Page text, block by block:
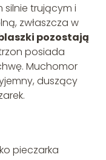
trującym i
zwłaszcza w
pozostają
posiada
Muchomor
duszący
pieczarka